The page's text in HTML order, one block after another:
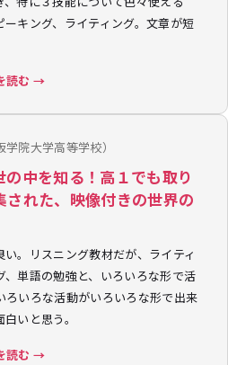
ーキング、ライティング。文章が短
読む →
学院大学高等学校）
中を知る！高１でも取り
された、映像付きの世界の
い。リスニング教材だが、ライティ
、単語の勉強と、いろいろな形で活
ろいろな活動がいろいろな形で出来
いと思う。
読む →